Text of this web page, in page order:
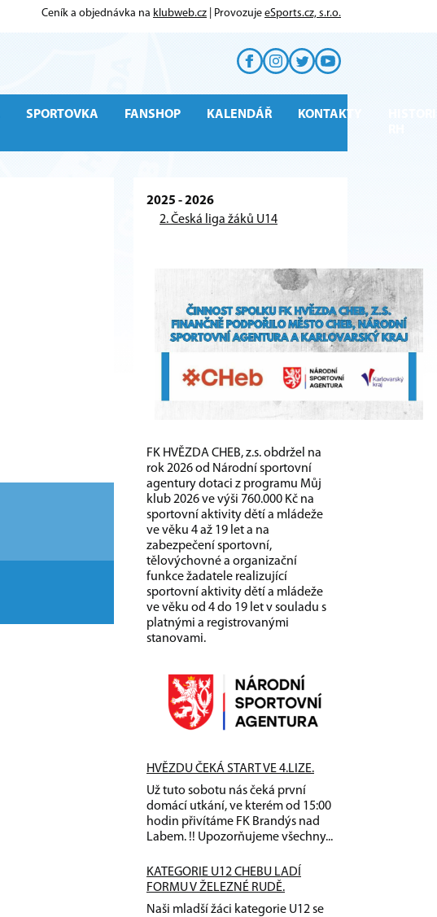
Ceník a objednávka na klubweb.cz | Provozuje eSports.cz, s.r.o.
SPORTOVKA FANSHOP KALENDÁŘ KONTAKTY
2025 - 2026
2. Česká liga žáků U14
FK HVĚZDA CHEB, z.s. obdržel na
rok 2026 od Národní sportovní
agentury dotaci z programu Můj
klub 2026 ve výši 760.000 Kč na
sportovní aktivity dětí a mládeže
ve věku 4 až 19 let a na
zabezpečení sportovní,
tělovýchovné a organizační
funkce žadatele realizující
sportovní aktivity dětí a mládeže
ve věku od 4 do 19 let v souladu s
platnými a registrovanými
stanovami.
HVĚZDU ČEKÁ START VE 4.LIZE.
Už tuto sobotu nás čeká první
domácí utkání, ve kterém od 15:00
hodin přivítáme FK Brandýs nad
Labem. !! Upozorňujeme všechny...
KATEGORIE U12 CHEBU LADÍ
FORMU V ŽELEZNÉ RUDĚ.
Naši mladší žáci kategorie U12 se